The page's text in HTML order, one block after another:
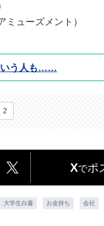
ミューズメント）
いう人も……
2
Xでポ
大学生白書 お金持ち 会社